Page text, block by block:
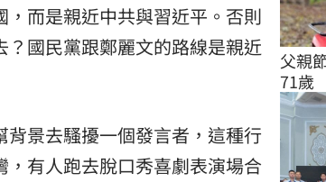
而是親近中共與習近平。否則
國民黨跟鄭麗文的路線是親近
景去騷擾一個發言者，這種行
有人跑去脫口秀喜劇表演場合
父親
71歲